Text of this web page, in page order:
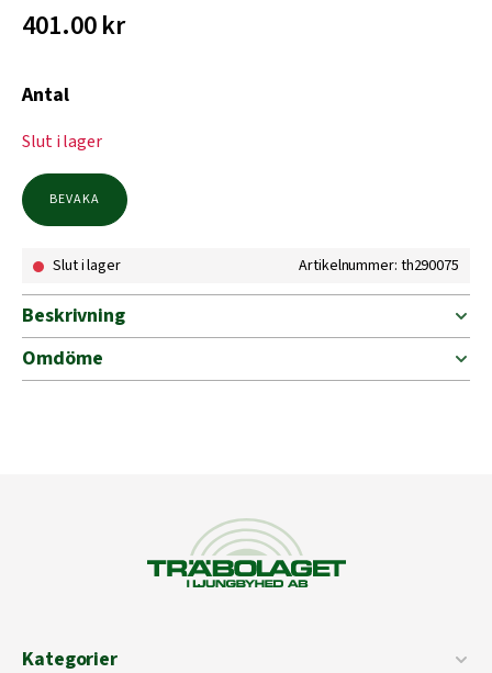
401.00kr
Antal
Slut i lager
BEVAKA
Slut i lager Artikelnummer: th290075
Beskrivning
Omdöme
Kategorier